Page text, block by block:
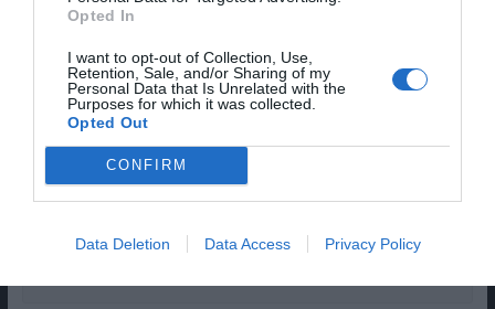
Opted In
I want to opt-out of Collection, Use,
Retention, Sale, and/or Sharing of my
Personal Data that Is Unrelated with the
Purposes for which it was collected.
Opted Out
CONFIRM
Data Deletion Data Access Privacy Policy
Deixe um comentário
O seu endereço de email não será publicado.
Campos
obrigatórios marcados com*
Comentário*